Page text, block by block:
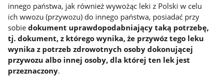
innego państwa, jak również wywożąc leki z Polski w celu
ich wwozu (przywozu) do innego państwa, posiadać przy
sobiedokument uprawdopodabniający taką potrzebę,
tj. dokument, z którego wynika, że przywóz tego leku
wynika z potrzeb zdrowotnych osoby dokonującej
przywozu albo innej osoby, dla której ten lek jest
przeznaczony.